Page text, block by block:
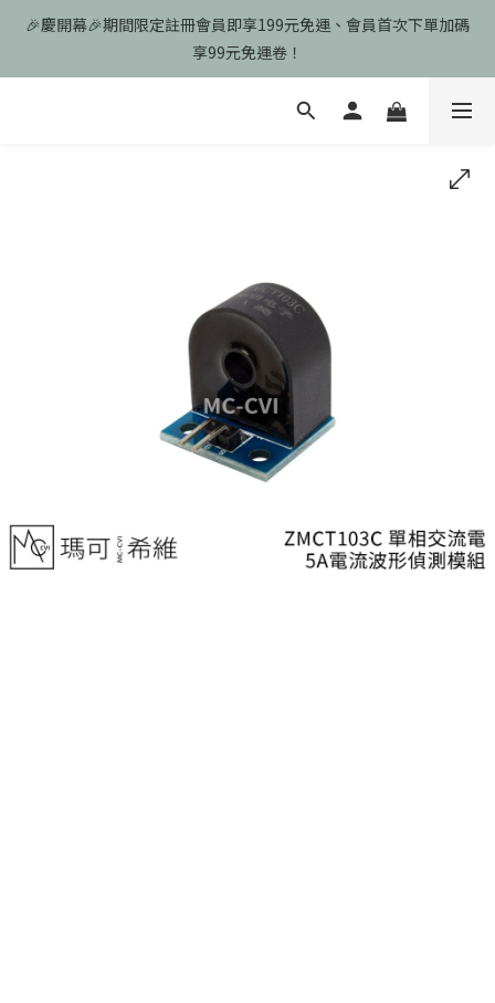
🎉慶開幕🎉期間限定註冊會員即享199元免運、會員首次下單加碼
享99元免運卷！
🎉慶開幕🎉期間限定註冊會員即享199元免運、會員首次下單加碼
享99元免運卷！
歡迎光臨瑪可希維，本站商品皆為台灣現貨、含稅可打統編
🎉慶開幕🎉期間限定註冊會員即享199元免運、會員首次下單加碼